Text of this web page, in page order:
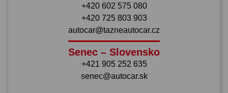
+420 602 575 080
+420 725 803 903
autocar@tazneautocar.cz
Senec – Slovensko
+421 905 252 635
senec@autocar.sk